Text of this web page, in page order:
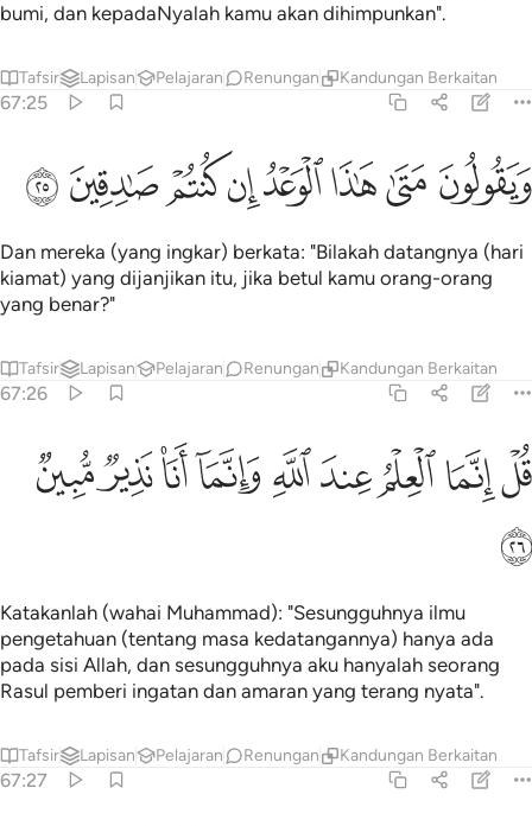
bumi, dan kepadaNyalah kamu akan dihimpunkan".
Tafsir Lapisan Pelajaran Renungan Kandungan Berkaitan
67:25
ويقولون متى هاذا الوعد ان كنتم صادقين ٢٥
وَيَقُولُونَ مَتَىٰ هَـٰذَا ٱلْوَعْدُ إِن كُنتُمْ صَـٰدِقِينَ ٢٥
ﳜﳝﳞﳟﳠﳡﳢﳣ
Dan mereka (yang ingkar) berkata: "Bilakah datangnya (hari
kiamat) yang dijanjikan itu, jika betul kamu orang-orang
yang benar?"
Tafsir Lapisan Pelajaran Renungan Kandungan Berkaitan
67:26
قل انما العلم عند الله وانما انا نذير مبين ٢٦
قُلْ إِنَّمَا ٱلْعِلْمُ عِندَ ٱللَّهِ وَإِنَّمَآ أَنَا۠ نَذِيرٌۭ مُّبِينٌۭ ٢٦
ﳤﳥﳦﳧﳨﳩﳪﳫﳬ
ﳭ
Katakanlah (wahai Muhammad): "Sesungguhnya ilmu
pengetahuan (tentang masa kedatangannya) hanya ada
pada sisi Allah, dan sesungguhnya aku hanyalah seorang
Rasul pemberi ingatan dan amaran yang terang nyata".
Tafsir Lapisan Pelajaran Renungan Kandungan Berkaitan
67:27